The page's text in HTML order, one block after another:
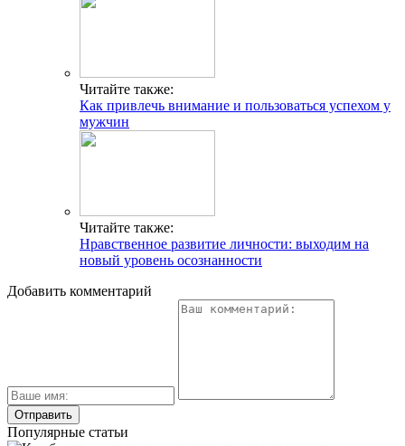
Читайте также:
Как привлечь внимание и пользоваться успехом у
мужчин
Читайте также:
Нравственное развитие личности: выходим на
новый уровень осознанности
Добавить комментарий
Популярные статьи